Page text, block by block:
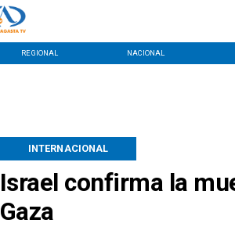
REGIONAL NACIONAL
Israel confirma la
Gaza
INTERNACIONAL